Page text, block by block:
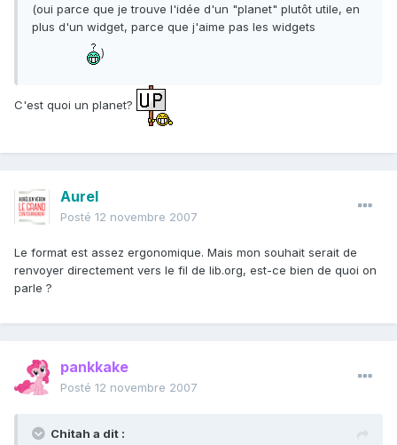
(oui parce que je trouve l'idée d'un "planet" plutôt utile, en
plus d'un widget, parce que j'aime pas les widgets
)
C'est quoi un planet?
Aurel
Posté 12 novembre 2007
Le format est assez ergonomique. Mais mon souhait serait de
renvoyer directement vers le fil de lib.org, est-ce bien de quoi on
parle ?
pankkake
Posté 12 novembre 2007
Chitah a dit :